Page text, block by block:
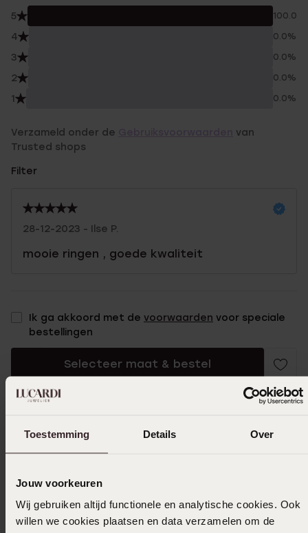
Toestemming Details Over
Jouw voorkeuren
Wij gebruiken altijd functionele en analytische cookies. Ook
willen we cookies plaatsen en data verzamelen om de
5 100.0%
4 0.0%
3 0.0%
2 0.0%
1 0.0%
Verzameld onder de
van
Trusted shops
Filter
28-12-2023 - Ilse P.
mooie ringen , goede kwaliteit
Ik ga akkoord met de voorwaarden voor speciale
bestellingen
Selecteer maat & bestel
Ook leuk voor jou